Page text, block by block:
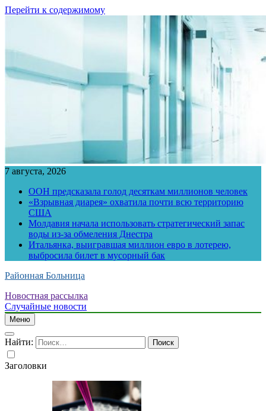
Перейти к содержимому
7 августа, 2026
ООН предсказала голод десяткам миллионов человек
«Взрывная диарея» охватила почти всю территорию
США
Молдавия начала использовать стратегический запас
воды из-за обмеления Днестра
Итальянка, выигравшая миллион евро в лотерею,
выбросила билет в мусорный бак
Районная Больница
Новостная рассылка
Случайные новости
Меню
Найти:
Заголовки